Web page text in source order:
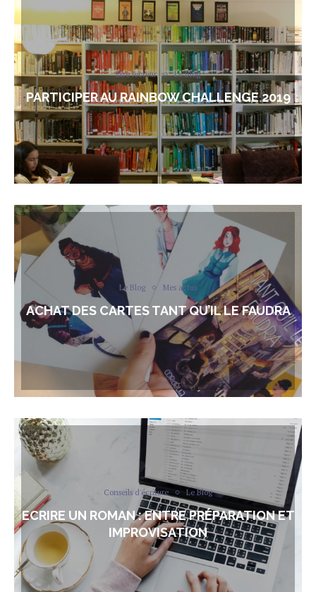
Être lecteur Le Blog
PARTICIPER AU RAINBOW CHALLENGE 2019
Le Blog Mes actus
ACHAT DES CARTES TANT QU’IL LE FAUDRA
Conseils d'écriture Le Blog
ECRIRE UN ROMAN : ENTRE PRÉPARATION ET
IMPROVISATION